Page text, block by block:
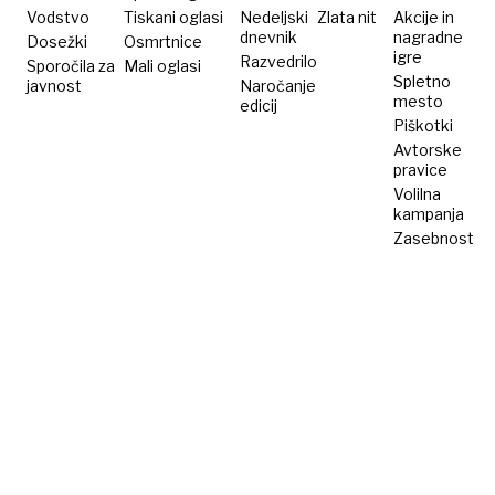
Vodstvo
Dosežki
Sporočila za
javnost
Tiskani oglasi
Osmrtnice
Mali oglasi
Nedeljski
dnevnik
Razvedrilo
Naročanje
edicij
Zlata nit
Akcije in
nagradne
igre
Spletno
mesto
Piškotki
Avtorske
pravice
Volilna
kampanja
Zasebnost